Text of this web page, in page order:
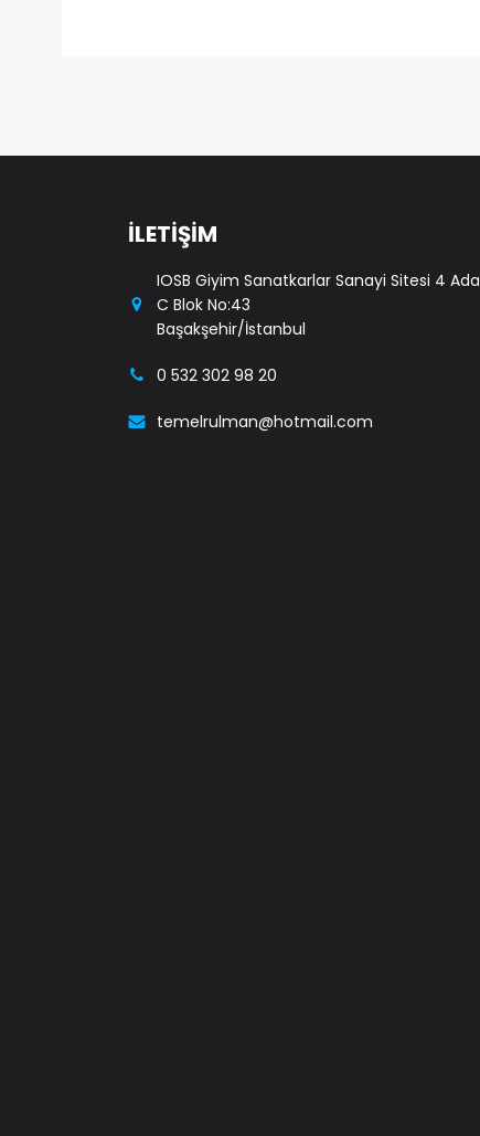
İLETİŞİM
IOSB Giyim Sanatkarlar Sanayi Sitesi 4 Ada
C Blok No:43
Başakşehir/İstanbul
0 532 302 98 20
temelrulman@hotmail.com